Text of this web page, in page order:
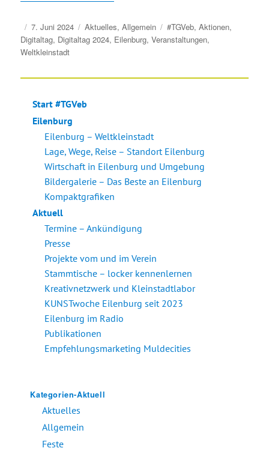
Veröffentlicht
am
7. Juni 2024 Kategorien
Aktuelles,Allgemein Schlagwörter
#TGVeb,Aktionen,
Digitaltag, Digitaltag 2024, Eilenburg,Veranstaltungen,
Weltkleinstadt
Start #TGVeb
Eilenburg
Eilenburg – Weltkleinstadt
Lage, Wege, Reise – Standort Eilenburg
Wirtschaft in Eilenburg und Umgebung
Bildergalerie – Das Beste an Eilenburg
Kompaktgrafiken
Aktuell
Termine – Ankündigung
Presse
Projekte vom und im Verein
Stammtische – locker kennenlernen
Kreativnetzwerk und Kleinstadtlabor
KUNSTwoche Eilenburg seit 2023
Eilenburg im Radio
Publikationen
Empfehlungsmarketing Muldecities
Kategorien-Aktuell
Aktuelles
Allgemein
Feste